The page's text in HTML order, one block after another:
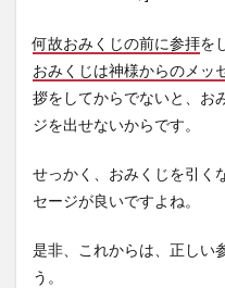
何故おみくじの前に参拝を
おみくじは神様からのメッ
拶をしてからでないと、お
ジを出せないからです。
せっかく、おみくじを引く
セージが良いですよね。
是非、これからは、正しい
う。